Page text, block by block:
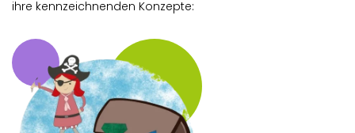
ihre kennzeichnenden Konzepte: